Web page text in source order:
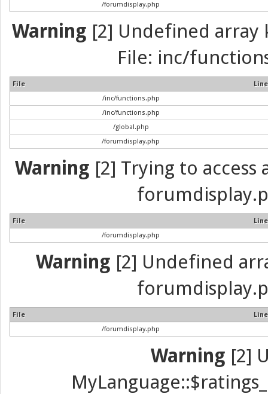
/forumdisplay.php
Warning [2] Undefined array
File: inc/
File
Line
/inc/functions.php
/inc/functions.php
/global.php
/forumdisplay.php
Warning [2] Trying to
File
Line
/forumdisplay.php
Warning [2] Undefined
File
Line
/forumdisplay.php
Warning [2]